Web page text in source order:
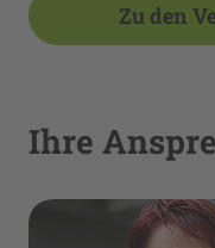
Zu den
Ihre